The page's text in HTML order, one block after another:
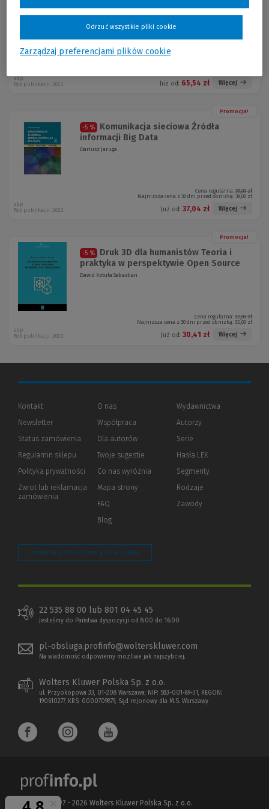
kompetentnie
Maja Wojciechowska, Magdalena Cyrklaff-Gorczyca
Już od: 65,54 zł Więcej
sbp
Rok publikacji: 2022
Promocja!
-5 %
Komunikacja sieciowa Źródła
informacji Big Data
Dariusz Jaruga
Cena regularna: 39,00 zł
Najniższa cena z 30 dni przed obniżką: 39,00 zł
Już od: 37,04 zł Więcej
sbp
Rok publikacji: 2022
Promocja!
-5 %
Druk 3D dla humanistów Teoria i
praktyka w perspektywie Open Source
Dawid Kotuła Sebastian
Cena regularna: 32,00 zł
Najniższa cena z 30 dni przed obniżką: 32,00 zł
Już od: 30,41 zł Więcej
sbp
Rok publikacji: 2022
Kontakt
Newsletter
Status zamówienia
Regulamin sklepu
Polityka prywatności (Nowe
(Link
innej
Zwrot lub reklamacja
zamówienia
O nas
Współpraca
Dla autorów(Nowe
(Link
innej
strony)
Twoje sugestie
Co nas wyróżnia
Mapa strony
FAQ
Blog
Wydawnictwa
Autorzy
Serie
Hasła LEX
Segmenty
Rodzaje
Zawody
Zarządzaj preferencjami plików cookie
22 535 88 00 lub 801 04 45 45
Jesteśmy do Państwa dyspozycji od 8:00 do 16:00
pl-obsluga.profinfo@wolterskluwer.com
Na wiadomość odpowiemy możliwe jak najszybciej.
Wolters Kluwer Polska Sp. z o.o.
ul. Przyokopowa 33, 01-208 Warszawa; NIP: 583-001-89-31, REGON:
190610277, KRS: 0000709879, Sąd rejonowy dla M.S. Warszawy
Copyright 1997 - 2026 Wolters Kluwer Polska Sp. z o.o.
Zarządzaj preferencjami plików cookie
Odrzuć wszystkie pliki cookie